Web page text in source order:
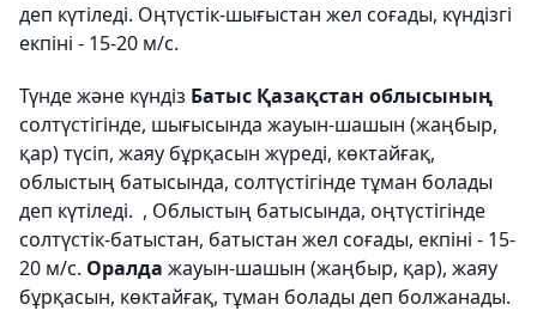
деп күтіледі. Оңтүстік-шығыстан жел соғады, күндізгі
екпіні - 15-20 м/с.
Түнде және күндіз Батыс Қазақстан облысының
солтүстігінде, шығысында жауын-шашын (жаңбыр,
қар) түсіп, жаяу бұрқасын жүреді, көктайғақ,
облыстың батысында, солтүстігінде тұман болады
деп күтіледі. , Облыстың батысында, оңтүстігінде
солтүстік-батыстан, батыстан жел соғады, екпіні - 15-
20 м/с. Оралда жауын-шашын (жаңбыр, қар), жаяу
бұрқасын, көктайғақ, тұман болады деп болжанады.